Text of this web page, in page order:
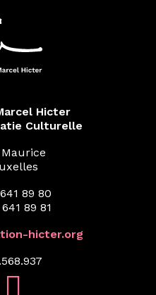
Hicter
Culturelle
Maurice
89 80
89 81
hicter.org